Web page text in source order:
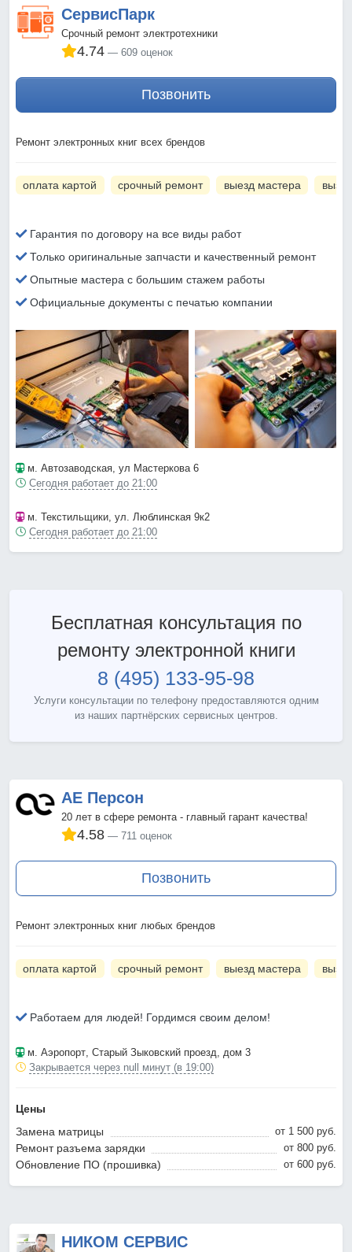
СервисПарк
Срочный ремонт электротехники
4.74 609 оценок
Позвонить
Ремонт электронных книг всех брендов
оплата картой срочный ремонт выезд мастера
Гарантия по договору на все виды работ
Только оригинальные запчасти и качественный ремонт
Опытные мастера с большим стажем работы
Официальные документы с печатью компании
м. Автозаводская, ул Мастеркова 6
Сегодня работает до 21:00
м. Текстильщики, ул. Люблинская 9к2
Сегодня работает до 21:00
Бесплатная консультация по
ремонту электронной книги
8 (495) 133-95-98
Услуги консультации по телефону предоставляются одним
из наших партнёрских сервисных центров.
АЕ Персон
20 лет в сфере ремонта - главный гарант качества!
4.58 711 оценок
Позвонить
Ремонт электронных книг любых брендов
оплата картой срочный ремонт выезд мастера
Работаем для людей! Гордимся своим делом!
м. Аэропорт, Старый Зыковский проезд, дом 3
Закрывается через null минут (в 19:00)
Цены
Замена матрицы
от 1 500 pyб.
Ремонт разъема зарядки от 800 pyб.
Обновление ПО (прошивка) от 600 pyб.
НИКОМ СЕРВИС